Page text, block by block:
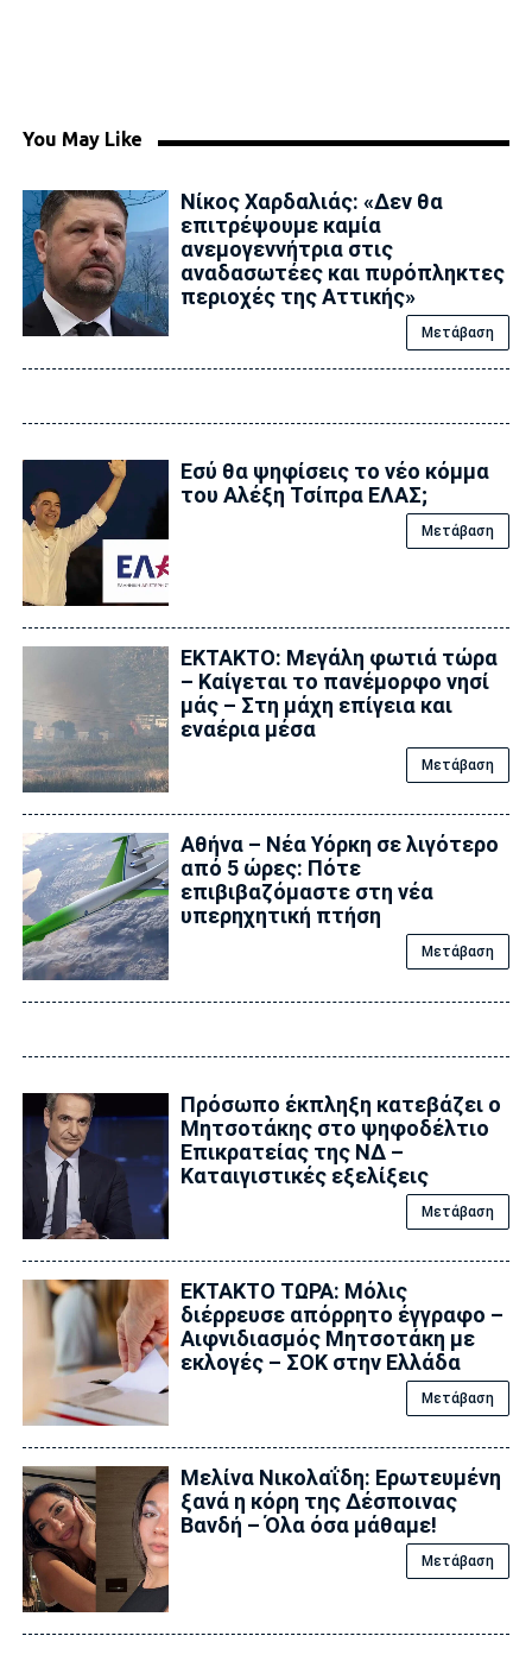
You May Like
Νίκος Χαρδαλιάς: «Δεν θα
επιτρέψουμε καμία
ανεμογεννήτρια στις
αναδασωτέες και πυρόπληκτες
περιοχές της Αττικής»
Μετάβαση
Εσύ θα ψηφίσεις το νέο κόμμα
του Αλέξη Τσίπρα ΕΛΑΣ;
Μετάβαση
ΕΚΤΑΚΤΟ: Μεγάλη φωτιά τώρα
– Καίγεται το πανέμορφο νησί
μάς – Στη μάχη επίγεια και
εναέρια μέσα
Μετάβαση
Αθήνα – Νέα Υόρκη σε λιγότερο
από 5 ώρες: Πότε
επιβιβαζόμαστε στη νέα
υπερηχητική πτήση
Μετάβαση
Πρόσωπο έκπληξη κατεβάζει ο
Μητσοτάκης στο ψηφοδέλτιο
Επικρατείας της ΝΔ –
Καταιγιστικές εξελίξεις
Μετάβαση
ΕΚΤΑΚΤΟ ΤΩΡΑ: Μόλις
διέρρευσε απόρρητο έγγραφο –
Αιφνιδιασμός Μητσοτάκη με
εκλογές – ΣΟΚ στην Ελλάδα
Μετάβαση
Μελίνα Νικολαΐδη: Ερωτευμένη
ξανά η κόρη της Δέσποινας
Βανδή – Όλα όσα μάθαμε!
Μετάβαση